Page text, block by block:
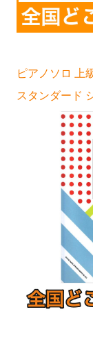
ピアノソロ 上
スタンダード